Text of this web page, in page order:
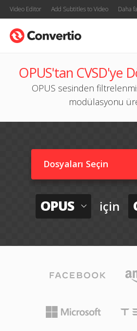
Video Editor Add Subtitles to Video Daha
OPUS'tan CVSD'ye
OPUS sesinden
modülasyonu
Dosyaları Seçin
OPUS için